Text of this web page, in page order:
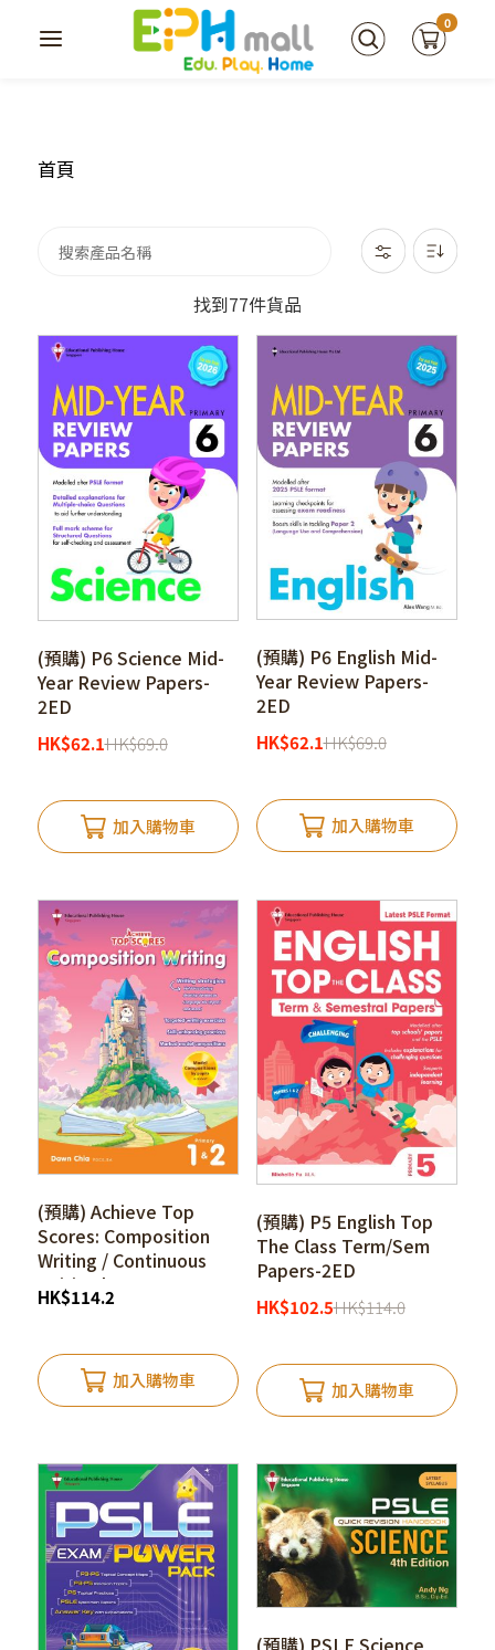
0
首頁
找到77件貨品
(預購) P6 Science Mid-
Year Review Papers-
2ED
HK$62.1HK$69.0
加入購物車
(預購) P6 English Mid-
Year Review Papers-
2ED
HK$62.1HK$69.0
加入購物車
(預購) Achieve Top
Scores: Composition
Writing / Continuous
Writing l P1-P4
HK$114.2
加入購物車
(預購) P5 English Top
The Class Term/Sem
Papers-2ED
HK$102.5HK$114.0
加入購物車
(預購) PSLE Science